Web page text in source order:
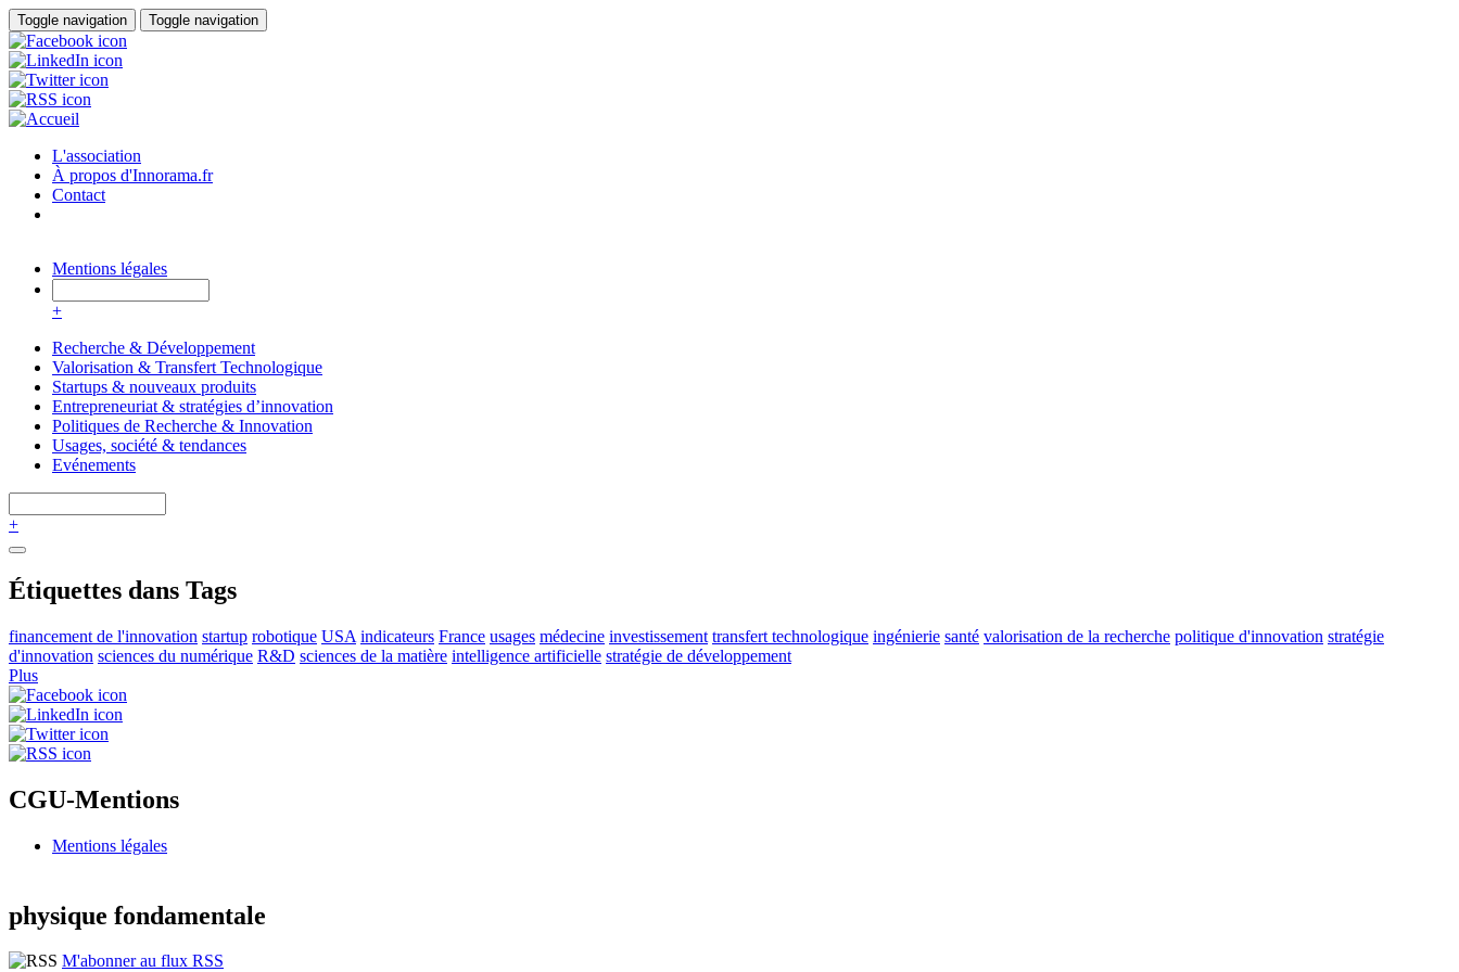
Aller au contenu principal
Toggle navigation Toggle navigation
L'association
À propos d'Innorama.fr
Contact
Mentions légales
+
Recherche & Développement
Valorisation & Transfert Technologique
Startups & nouveaux produits
Entrepreneuriat & stratégies d’innovation
Politiques de Recherche & Innovation
Usages, société & tendances
Evénements
+
Étiquettes dans Tags
financement de l'innovation startup robotique USA indicateurs France usages médecine investissement transfert technologique ingénierie santé valorisation de la recherche politique d'innovation stratégie
d'innovation sciences du numérique R&D sciences de la matière intelligence artificielle stratégie de développement
Plus
CGU-Mentions
Mentions légales
physique fondamentale
M'abonner au flux RSS